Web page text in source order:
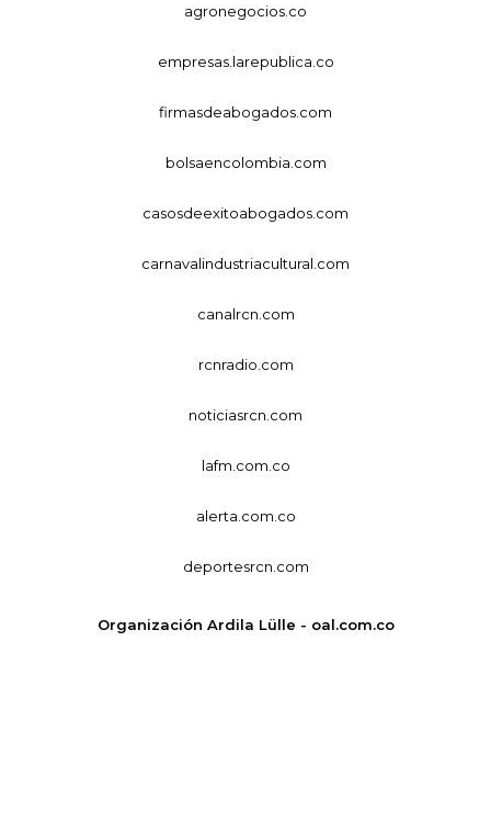
agronegocios.co
empresas.larepublica.co
firmasdeabogados.com
bolsaencolombia.com
casosdeexitoabogados.com
carnavalindustriacultural.com
canalrcn.com
rcnradio.com
noticiasrcn.com
lafm.com.co
alerta.com.co
deportesrcn.com
Organización Ardila Lülle - oal.com.co